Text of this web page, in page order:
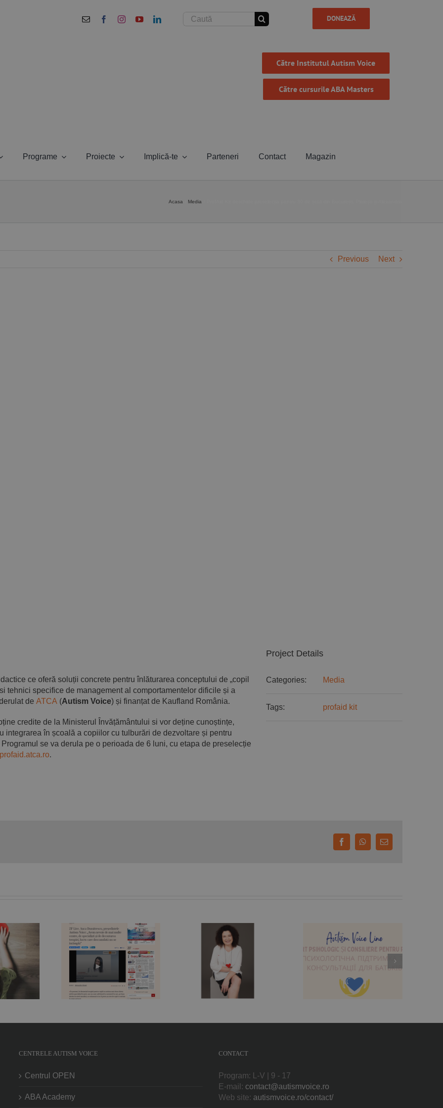
Cautare... DONEAZĂ
Către Institutul Autism Voice
Către cursurile ABA Masters
Programe Proiecte Implică-te Parteneri Contact Magazin
Acasa Media
Previous Next
ce oferă soluții concrete pentru înlăturarea conceptului de „copil
tehnici specifice de management al comportamentelor dificile și a
de ATCA (Autism Voice) și finanțat de Kaufland România.
credite de la Ministerul Învățământului si vor deține cunoștințe,
integrarea în școală a copiilor cu tulburări de dezvoltare și pentru
se va derula pe o perioada de 6 luni, cu etapa de preselecție
profaid.atca.ro.
Project Details
Categories: Media
Tags: profaid kit
FacebookWhatsApp
E-
mail:
Autism
nevoie
multe centre,
şi de
terapiei,
care
copil sau adolescent
care are un
comportament bizar
se poate ascunde un
suflet afectat de
tulburări de spectru”.
Nicoleta Orlea,
Părinții din Ucraina și
România au acum
suport psihologic
gratuit la Autism Voice
CENTRELE AUTISM VOICE
Centrul OPEN
ABA Academy
CONTACT
Program: L-V | 9 - 17
E-mail: contact@autismvoice.ro
Web site: autismvoice.ro/contact/